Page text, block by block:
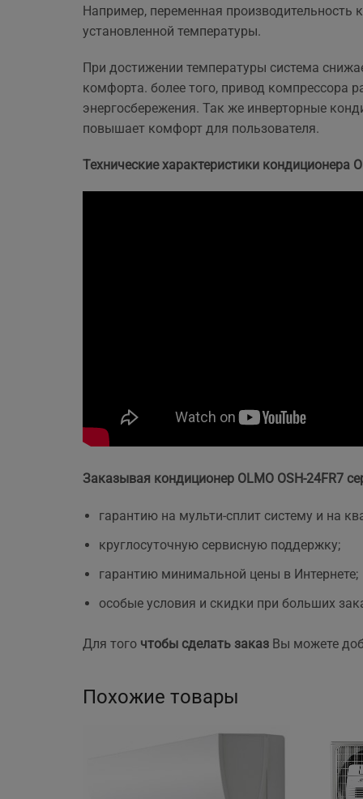
Например, переменная производительность
установленной температуры.
При достижении температуры система
комфорта. более того, привод компрессора
энергосбережения. Так же инверторные
повышает комфорт для пользователя.
Технические характеристики кондиционера
Заказывая кондиционер OLMO OSH-24FR7
гарантию на мульти-сплит систему и на
круглосуточную сервисную поддержку;
гарантию минимальной цены в Интернете;
особые условия и скидки при больших
Для того чтобы сделать заказ Вы можете
Похожие товары